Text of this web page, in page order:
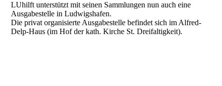
LUhilft unterstützt mit seinen Sammlungen nun auch eine
Ausgabestelle in Ludwigshafen.
Die privat organisierte Ausgabestelle befindet sich im Alfred-
Delp-Haus (im Hof der kath. Kirche St. Dreifaltigkeit).